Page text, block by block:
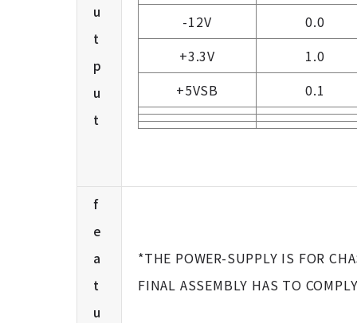
u
t
p
u
t
-12V
0.0
+3.3V
1.0
+5VSB
0.1
f
e
a
t
u
*THE POWER-SUPPLY IS FOR
FINAL ASSEMBLY HAS TO